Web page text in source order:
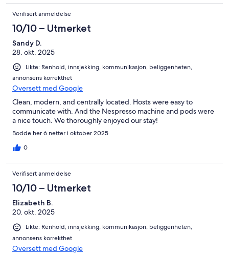
Verifisert anmeldelse
10/10 – Utmerket
Sandy D.
28. okt. 2025
Likte: Renhold, innsjekking, kommunikasjon, beliggenheten,
annonsens korrekthet
Oversett med Google
Clean, modern, and centrally located. Hosts were easy to
communicate with. And the Nespresso machine and pods were
a nice touch. We thoroughly enjoyed our stay!
Bodde her 6 netter i oktober 2025
0
Verifisert anmeldelse
10/10 – Utmerket
Elizabeth B.
20. okt. 2025
Likte: Renhold, innsjekking, kommunikasjon, beliggenheten,
annonsens korrekthet
Oversett med Google